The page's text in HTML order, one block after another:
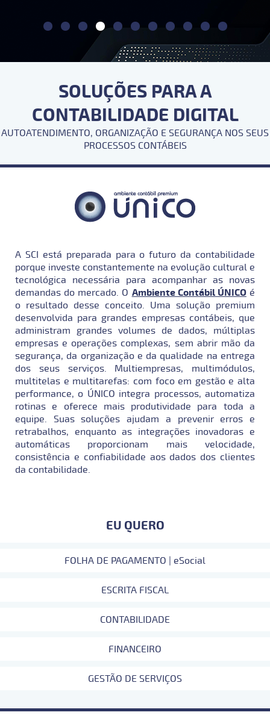
SOLUÇÕES PARA A
CONTABILIDADE DIGITAL
AUTOATENDIMENTO, ORGANIZAÇÃO E SEGURANÇA NOS SEUS
PROCESSOS CONTÁBEIS
A SCI está preparada para o futuro da contabilidade
porque investe constantemente na evolução cultural e
tecnológica necessária para acompanhar as novas
demandas do mercado. O Ambiente Contábil ÚNICOé
o resultado desse conceito. Uma solução premium
desenvolvida para grandes empresas contábeis, que
administram grandes volumes de dados, múltiplas
empresas e operações complexas, sem abrir mão da
segurança, da organização e da qualidade na entrega
dos seus serviços. Multiempresas, multimódulos,
multitelas e multitarefas: com foco em gestão e alta
performance, o ÚNICO integra processos, automatiza
rotinas e oferece mais produtividade para toda a
equipe. Suas soluções ajudam a prevenir erros e
retrabalhos, enquanto as integrações inovadoras e
automáticas proporcionam mais velocidade,
consistência e confiabilidade aos dados dos clientes
da contabilidade.
EU QUERO
FOLHA DE PAGAMENTO | eSocial
ESCRITA FISCAL
CONTABILIDADE
FINANCEIRO
GESTÃO DE SERVIÇOS